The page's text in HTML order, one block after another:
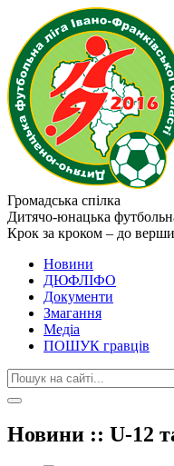
Громадська спілка
Дитячо-юнацька
Крок за кроком – до
Новини
ДЮФЛІФО
Документи
Змагання
Медіа
ПОШУК гравців
Новини :: U-12